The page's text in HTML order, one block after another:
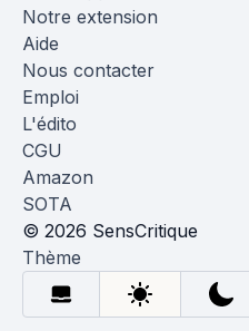
Notre extension
Aide
Nous contacter
Emploi
L'édito
CGU
Amazon
SOTA
© 2026 SensCritique
Thème